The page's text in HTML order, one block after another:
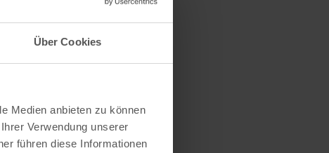
Über Cookies
Medien anbieten zu können
Verwendung unserer
führen diese Informationen